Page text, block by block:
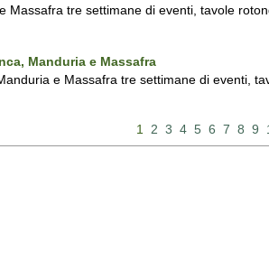
tre settimane di eventi, tavole
Manduria e Massafra
e Massafra tre settimane di eventi,
1 2 3 4 5 6 7 8 9